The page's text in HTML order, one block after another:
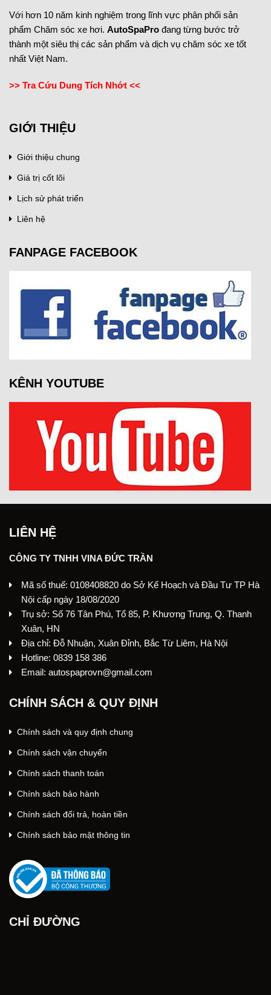
Với hơn 10 năm kinh nghiệm trong lĩnh vực phân phối sản
phẩm Chăm sóc xe hơi. AutoSpaPro đang từng bước trở
thành một siêu thị các sản phẩm và dịch vụ chăm sóc xe tốt
nhất Việt Nam.
>> Tra Cứu Dung Tích Nhớt <<
GIỚI THIỆU
Giới thiệu chung
Giá trị cốt lõi
Lịch sử phát triển
Liên hệ
FANPAGE FACEBOOK
KÊNH YOUTUBE
LIÊN HỆ
CÔNG TY TNHH VINA ĐỨC TRẦN
Mã số thuế: 0108408820 do Sở Kế Hoạch và Đầu Tư TP Hà
Nội cấp ngày 18/08/2020
Trụ sở: Số 76 Tân Phú, Tổ 85, P. Khương Trung, Q. Thanh
Xuân, HN
Địa chỉ: Đỗ Nhuận, Xuân Đỉnh, Bắc Từ Liêm, Hà Nội
Hotline: 0839 158 386
Email: autospaprovn@gmail.com
CHÍNH SÁCH & QUY ĐỊNH
Chính sách và quy định chung
Chính sách vận chuyển
Chính sách thanh toán
Chính sách bảo hành
Chính sách đổi trả, hoàn tiền
Chính sách bảo mật thông tin
CHỈ ĐƯỜNG